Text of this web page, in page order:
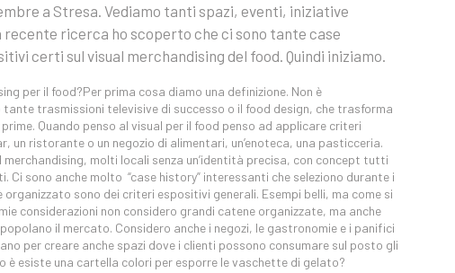
a Stresa. Vediamo tanti spazi, eventi, iniziative
recente ricerca ho scoperto che ci sono tante case
certi sul visual merchandising del food. Quindi iniziamo.
per il food?Per prima cosa diamo una definizione. Non è
trasmissioni televisive di successo o il food design, che trasforma
Quando penso al visual per il food penso ad applicare criteri
un ristorante o un negozio di alimentari, un’enoteca, una pasticceria.
molti locali senza un’identità precisa, con concept tutti
Ci sono anche molto “case history” interessanti che seleziono durante i
organizzato sono dei criteri espositivi generali. Esempi belli, ma come si
considerazioni non considero grandi catene organizzate, ma anche
il mercato. Considero anche i negozi, le gastronomie e i panifici
per creare anche spazi dove i clienti possono consumare sul posto gli
è esiste una cartella colori per esporre le vaschette di gelato?